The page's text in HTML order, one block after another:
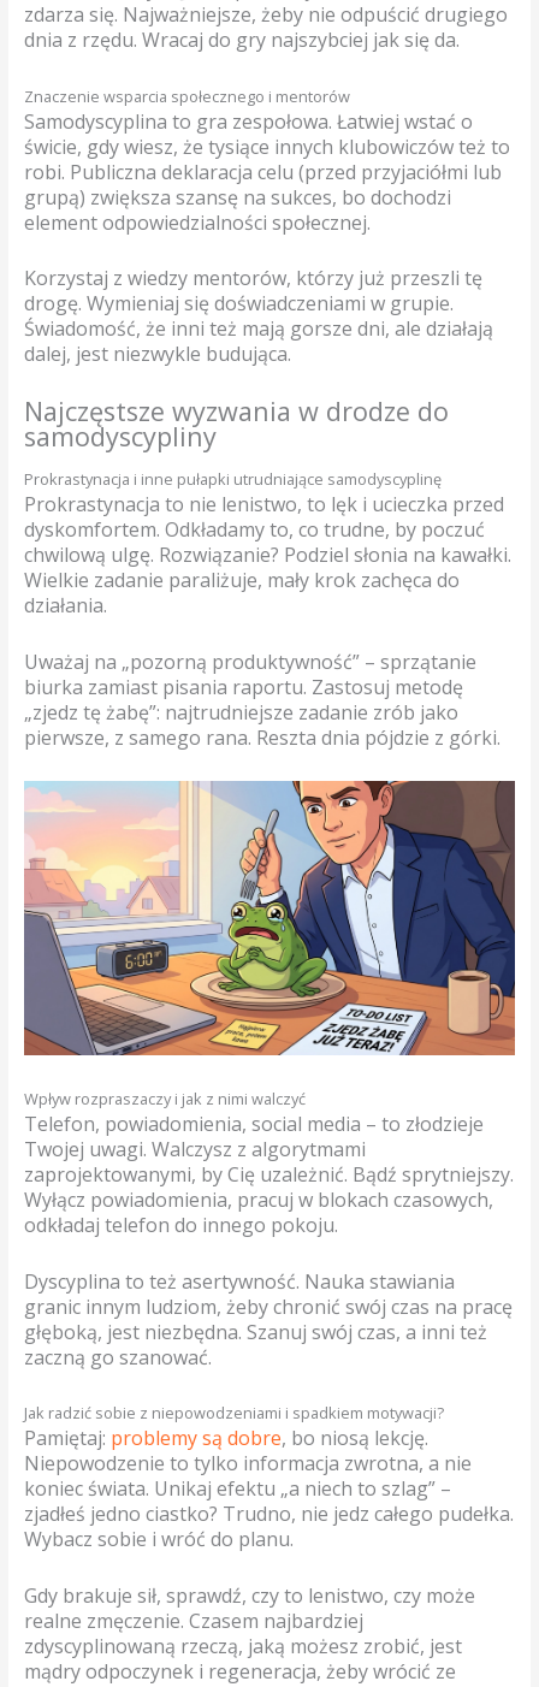
zdarza się. Najważniejsze, żeby nie odpuścić drugiego
dnia z rzędu. Wracaj do gry najszybciej jak się da.
Znaczenie wsparcia społecznego i mentorów
Samodyscyplina to gra zespołowa. Łatwiej wstać o
świcie, gdy wiesz, że tysiące innych klubowiczów też to
robi. Publiczna deklaracja celu (przed przyjaciółmi lub
grupą) zwiększa szansę na sukces, bo dochodzi
element odpowiedzialności społecznej.
Korzystaj z wiedzy mentorów, którzy już przeszli tę
drogę. Wymieniaj się doświadczeniami w grupie.
Świadomość, że inni też mają gorsze dni, ale działają
dalej, jest niezwykle budująca.
Najczęstsze wyzwania w drodze do
samodyscypliny
Prokrastynacja i inne pułapki utrudniające samodyscyplinę
Prokrastynacja to nie lenistwo, to lęk i ucieczka przed
dyskomfortem. Odkładamy to, co trudne, by poczuć
chwilową ulgę. Rozwiązanie? Podziel słonia na kawałki.
Wielkie zadanie paraliżuje, mały krok zachęca do
działania.
Uważaj na „pozorną produktywność” – sprzątanie
biurka zamiast pisania raportu. Zastosuj metodę
„zjedz tę żabę”: najtrudniejsze zadanie zrób jako
pierwsze, z samego rana. Reszta dnia pójdzie z górki.
Wpływ rozpraszaczy i jak z nimi walczyć
Telefon, powiadomienia, social media – to złodzieje
Twojej uwagi. Walczysz z algorytmami
zaprojektowanymi, by Cię uzależnić. Bądź sprytniejszy.
Wyłącz powiadomienia, pracuj w blokach czasowych,
odkładaj telefon do innego pokoju.
Dyscyplina to też asertywność. Nauka stawiania
granic innym ludziom, żeby chronić swój czas na pracę
głęboką, jest niezbędna. Szanuj swój czas, a inni też
zaczną go szanować.
Jak radzić sobie z niepowodzeniami i spadkiem motywacji?
Pamiętaj: problemy są dobre, bo niosą lekcję.
Niepowodzenie to tylko informacja zwrotna, a nie
koniec świata. Unikaj efektu „a niech to szlag” –
zjadłeś jedno ciastko? Trudno, nie jedz całego pudełka.
Wybacz sobie i wróć do planu.
Gdy brakuje sił, sprawdź, czy to lenistwo, czy może
realne zmęczenie. Czasem najbardziej
zdyscyplinowaną rzeczą, jaką możesz zrobić, jest
mądry odpoczynek i regeneracja, żeby wrócić ze